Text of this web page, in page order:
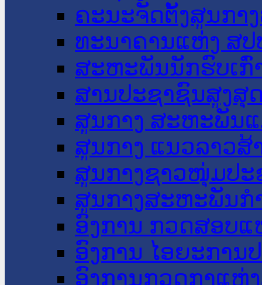
ຄະນະຈັດຕັ້ງສູນກາ
ທະນາຄານແຫ່ງ ສປ
ສະຫະພັນນັກຮົບເກົ່
ສານປະຊາຊົນສູງສຸ
ສູນກາງ ສະຫະພັນ
ສູນກາງ ແນວລາວສ້
ສູນກາງຊາວໜຸ່ມປະ
ສູນກາງສະຫະພັນກ
ອົງການ ກວດສອບແ
ອົງການ ໄອຍະການ
ອົງການກວດກາແຫ່